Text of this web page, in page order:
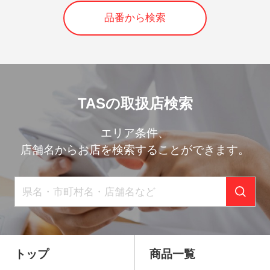
品番から検索
TASの取扱店検索
エリア条件、
店舗名からお店を検索することができます。
トップ 商品一覧